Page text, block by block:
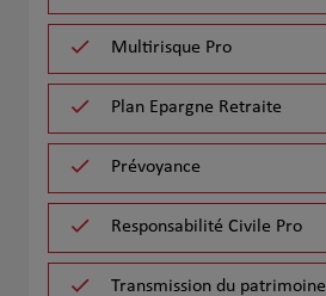
Multirisque Pro
Plan Epargne Retraite
Prévoyance
Responsabilité Civile Pro
Transmission du patrimoine